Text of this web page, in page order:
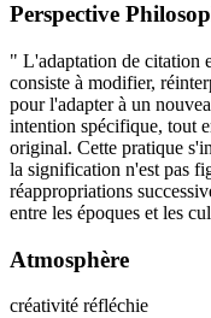
Perspective
" L'adaptation de citation
consiste à modifier,
pour l'adapter à un
intention spécifique, tout
original. Cette pratique
la signification n'est pas
réappropriations
entre les époques et les
Atmosphère
créativité réfléchie